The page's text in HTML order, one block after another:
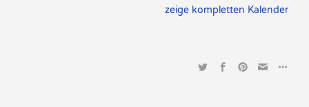
zeige kompletten Kalender